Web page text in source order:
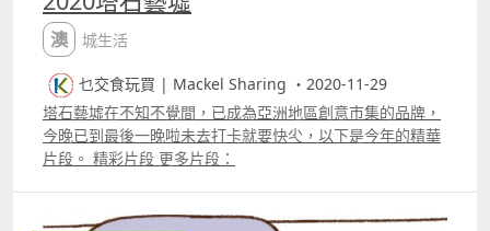
澳城生活
乜交食玩買 | Mackel Sharing ・2020-11-29
塔石藝墟在不知不覺間，已成為亞洲地區創意市集的品牌，
今晚已到最後一晚啦未去打卡就要快尐，以下是今年的精華
片段。 精彩片段 更多片段：